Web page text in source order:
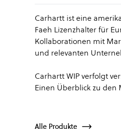
Carhartt ist eine
Faeh Lizenzhalter für
Kollaborationen mit
und relevanten
Carhartt WIP verfolgt
Einen Überblick zu den
Alle Produkte